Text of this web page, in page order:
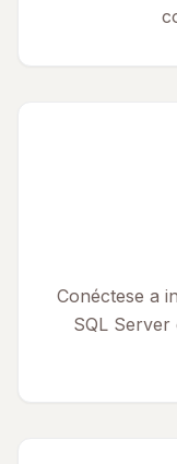
Conéctese a
SQL